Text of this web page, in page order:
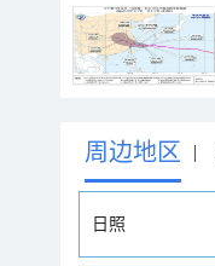
周边地区 |
日照